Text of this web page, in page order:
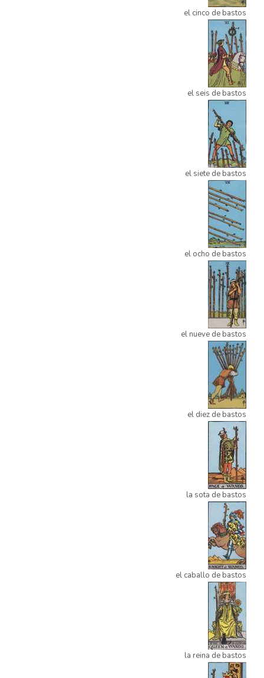
el cinco de bastos
el seis de bastos
el siete de bastos
el ocho de bastos
el nueve de bastos
el diez de bastos
la sota de bastos
el caballo de bastos
la reina de bastos